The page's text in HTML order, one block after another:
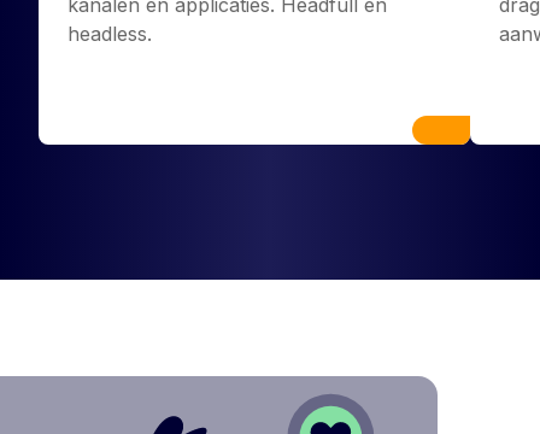
kanalen en applicaties. Headfull én
headless.